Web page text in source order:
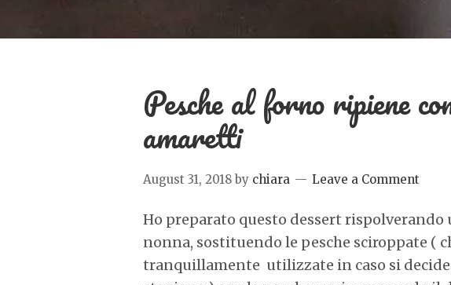
Pesche al forno ripiene
amaretti
August 31, 2018 by chiara Leave a Comment
Ho preparato questo dessert rispolverando
nonna, sostituendo le pesche sciroppate (
tranquillamente utilizzate in caso si